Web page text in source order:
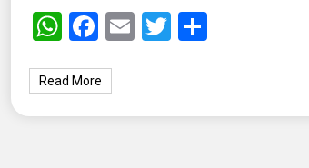
WhatsApp
Facebook
EmailTwitter
Read More